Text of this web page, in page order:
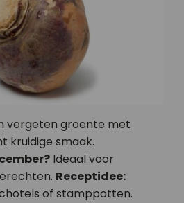
vergeten groente met
kruidige smaak.
Ideaal voor
Receptidee:
of stamppotten.